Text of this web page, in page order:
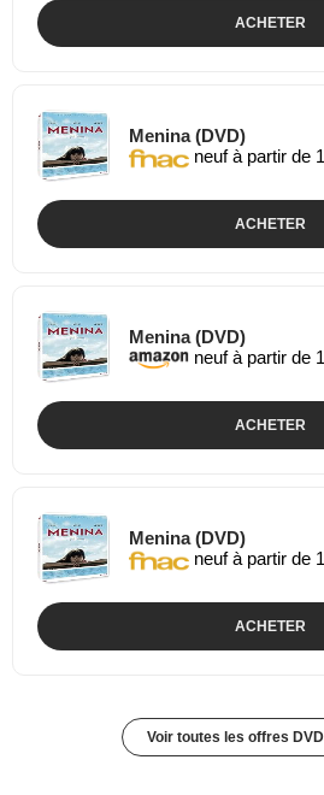
ACHETER
Menina (DVD)
neuf à partir de
ACHETER
Menina (DVD)
neuf à partir de
ACHETER
Menina (DVD)
neuf à partir de
ACHETER
Voir toutes les offres